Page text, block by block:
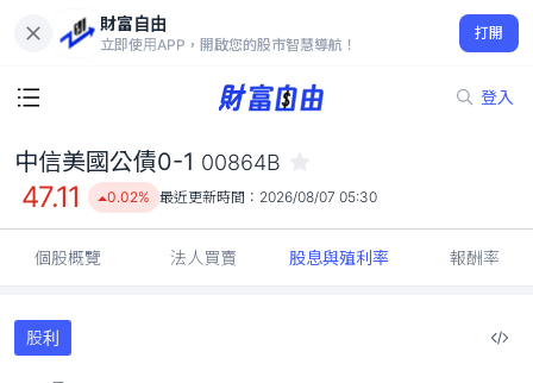
財富自由
立即使用APP，開啟您的股市智慧導航！
打開
登入
47.11
0.02%
中信美國公債0-1 00864B
47.11 0.02% 最近更新時間： 2026/08/07 05:30
個股概覽 法人買賣 股息與殖利率 報酬率
股利